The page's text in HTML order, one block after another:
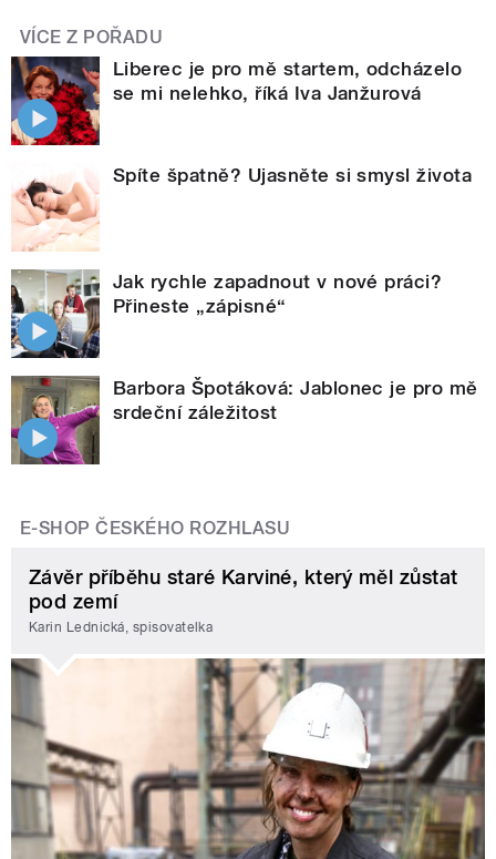
VÍCE Z POŘADU
Liberec je pro mě startem, odcházelo
se mi nelehko, říká Iva Janžurová
Spíte špatně? Ujasněte si smysl života
Jak rychle zapadnout v nové práci?
Přineste „zápisné“
Barbora Špotáková: Jablonec je pro mě
srdeční záležitost
E-SHOP ČESKÉHO ROZHLASU
Závěr příběhu staré Karviné, který měl zůstat
pod zemí
Karin Lednická, spisovatelka